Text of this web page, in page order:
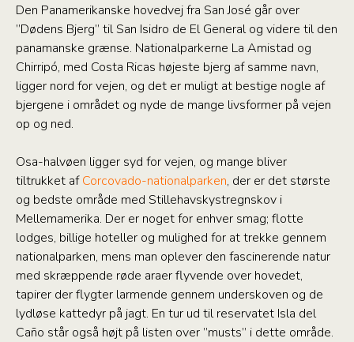
Den Panamerikanske hovedvej fra San José går over
”Dødens Bjerg” til San Isidro de El General og videre til den
panamanske grænse. Nationalparkerne La Amistad og
Chirripó, med Costa Ricas højeste bjerg af samme navn,
ligger nord for vejen, og det er muligt at bestige nogle af
bjergene i området og nyde de mange livsformer på vejen
op og ned.
Osa-halvøen ligger syd for vejen, og mange bliver
tiltrukket afCorcovado-nationalparken, der er det største
og bedste område med Stillehavskystregnskov i
Mellemamerika. Der er noget for enhver smag; flotte
lodges, billige hoteller og mulighed for at trekke gennem
nationalparken, mens man oplever den fascinerende natur
med skræppende røde araer flyvende over hovedet,
tapirer der flygter larmende gennem underskoven og de
lydløse kattedyr på jagt. En tur ud til reservatet Isla del
Caño står også højt på listen over ”musts” i dette område.